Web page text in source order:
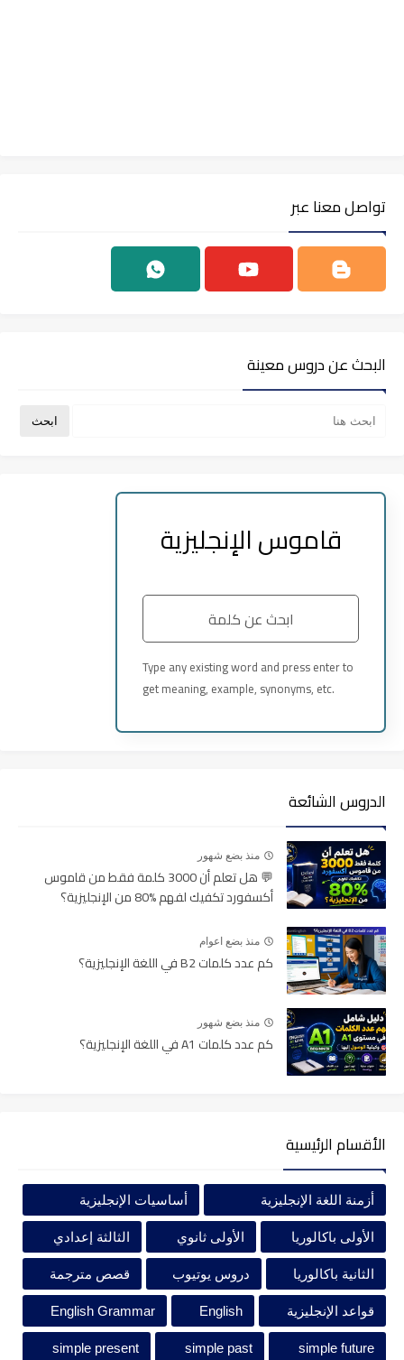
تواصل معنا عبر
البحث عن دروس معينة
قاموس الإنجليزية
Type any existing word and press enter to
get meaning, example, synonyms, etc.
Example
___
Synonyms
الدروس الشائعة
منذ بضع شهور
💬 هل تعلم أن 3000 كلمة فقط من قاموس
أكسفورد تكفيك لفهم %80 من الإنجليزية؟
منذ بضع اعوام
كم عدد كلمات B2 في اللغة الإنجليزية؟
منذ بضع شهور
كم عدد كلمات A1 في اللغة الإنجليزية؟
الأقسام الرئيسية
أزمنة اللغة الإنجليزية أساسيات الإنجليزية
الأولى باكالوريا الأولى ثانوي الثالثة إعدادي
الثانية باكالوريا دروس يوتيوب قصص مترجمة
قواعد الإنجليزية English
English Grammar
simple future
simple past
simple present